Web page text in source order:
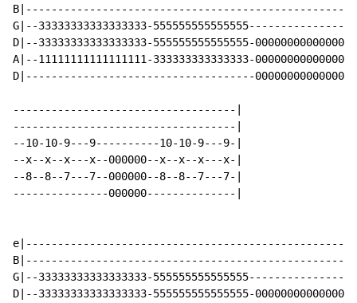
B|---------------------------------------------------|
G|--33333333333333333-555555555555555----------------|
D|--33333333333333333-555555555555555-00000000000000-|
A|--11111111111111111-333333333333333-00000000000000-|
D|------------------------------------00000000000000-|
-----------------------------------|
-----------------------------------|
--10-10-9---9----------10-10-9---9-|
--x--x--x---x--000000--x--x--x---x-|
--8--8--7---7--000000--8--8--7---7-|
---------------000000--------------|
e|---------------------------------------------------|
B|---------------------------------------------------|
G|--33333333333333333-555555555555555----------------|
D|--33333333333333333-555555555555555-00000000000000-|